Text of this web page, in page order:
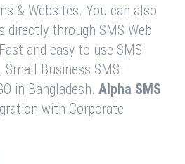
& Websites. You can also
directly through SMS Web
and easy to use SMS
Small Business SMS
in Bangladesh. Alpha SMS
with Corporate